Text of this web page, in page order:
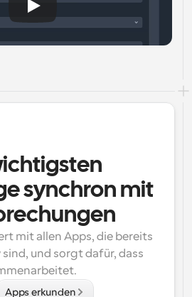
synchron mit
mit allen Apps, die bereits
und sorgt dafür, dass
Apps erkunden